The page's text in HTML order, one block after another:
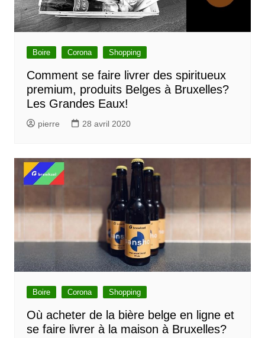
Boire Corona Shopping
Comment se faire livrer des spiritueux
premium, produits Belges à Bruxelles?
Les Grandes Eaux!
pierre 28 avril 2020
Boire Corona Shopping
Où acheter de la bière belge en ligne et
se faire livrer à la maison à Bruxelles?